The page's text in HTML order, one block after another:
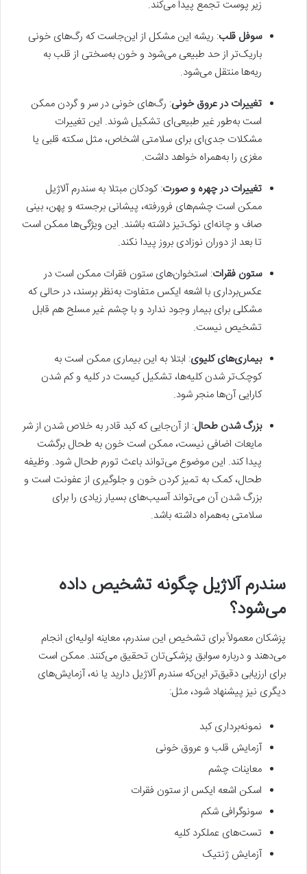
زیر پوست تجمع پیدا می‌کند.
سوفل قلب: ریشه این مشکل از این‌جاست که رگ‌های خونی
باریک‌تر از حد طبیعی می‌شود و خون به‌سختی از قلب به
ریه‌ها منتقل می‌شود.
تغییرات در عروق خونی: رگ‌های خونی در سر و گردن ممکن
است به‌طور غیر طبیعی‌ای تشکیل شوند. این تغییرات
مشکلات جدی‌ای برای سلامتی اشخاص، مثل سکته قلبی یا
مغزی را به‌همراه خواهد داشت.
تغییرات در چهره و صورت: کودکان مبتلا به سندرم آلاژیل
ممکن است چشم‌های فرورفته‌، پیشانی‌ برجسته و پهن، بینی‌
صاف و چانه‌ای نوک‌تیز داشته باشند. این ویژگی‌ها ممکن است
تا بعد از دوران نوزادی بروز پیدا نکند.
ستون فقرات: استخوان‌های ستون فقرات ممکن است در
عکس‌برداری با اشعه ایکس متفاوت به‌نظر برسند، در حالی که
مشکلی برای بیمار وجود ندارد و با چشم غیر مسلح هم قابل
تشخیص نیست.
بیماری‌های کلیوی: ابتلا به این بیماری ممکن است به
کوچک‌تر شدن کلیه‌ها، تشکیل کیست در کلیه و کم شدن
کارایی آن‌ها منجر شود.
بزرگ شدن طحال: از آن‌جایی که کبد قادر به خلاص شدن از شر
مایعات اضافی نیست، ممکن است خون به طحال برگشت
پیدا کند. این موضوع می‌تواند باعث تورم طحال شود. وظیفه
طحال، کمک به تمیز کردن خون و جلوگیری از عفونت است و
بزرگ شدن آن می‌تواند آسیب‌های بسیار زیادی را برای
سلامتی به‌همراه داشته باشد.
سندرم آلاژیل چگونه تشخیص داده
می‌شود؟
پزشکان معمولاً برای تشخیص این سندرم، معاینه اولیه‌ای انجام
می‌دهند و درباره سوابق پزشکی‌تان تحقیق می‌کنند. ممکن است
برای ارزیابی دقیق‌تر این‌که سندرم آلاژیل دارید یا نه، آزمایش‌های
دیگری نیز پیشنهاد شود، مثل:
نمونه‌برداری کبد
آزمایش قلب و عروق خونی
معاینات چشم
اسکن اشعه ایکس از ستون فقرات
سونوگرافی شکم
تست‌های عملکرد کلیه
آزمایش ژنتیک